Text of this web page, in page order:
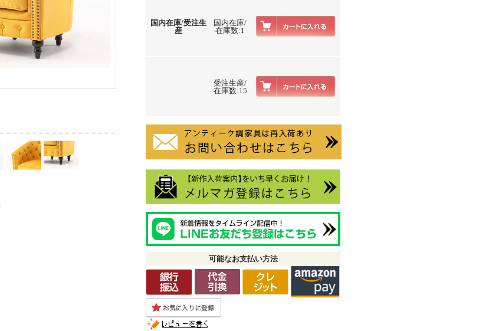
国内在庫/受注生
産
国内在庫/
在庫数:1
受注生産/
在庫数:15
可能なお支払い方法